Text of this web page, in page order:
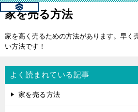
家を売る方法
家を高く売るための方法があります。早く
い方法です！
よく読まれている記事
家を売る方法